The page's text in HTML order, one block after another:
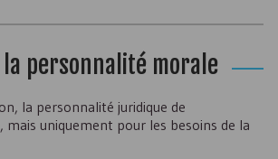
la personnalité morale
la personnalité juridique de
mais uniquement pour les besoins de la